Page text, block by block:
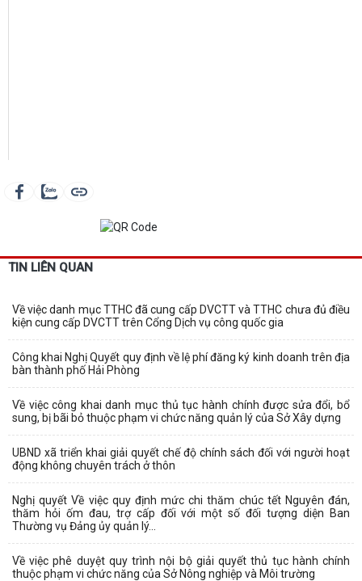
TIN LIÊN QUAN
Về việc danh mục TTHC đã cung cấp DVCTT và TTHC chưa đủ điều
kiện cung cấp DVCTT trên Cổng Dịch vụ công quốc gia
Công khai Nghị Quyết quy định về lệ phí đăng ký kinh doanh trên địa
bàn thành phố Hải Phòng
Về việc công khai danh mục thủ tục hành chính được sửa đổi, bổ
sung, bị bãi bỏ thuộc phạm vi chức năng quản lý của Sở Xây dựng
UBND xã triển khai giải quyết chế độ chính sách đối với người hoạt
động không chuyên trách ở thôn
Nghị quyết Về việc quy định mức chi thăm chúc tết Nguyên đán,
thăm hỏi ốm đau, trợ cấp đối với một số đối tượng diện Ban
Thường vụ Đảng ủy quản lý...
Về việc phê duyệt quy trình nội bộ giải quyết thủ tục hành chính
thuộc phạm vi chức năng của Sở Nông nghiệp và Môi trường